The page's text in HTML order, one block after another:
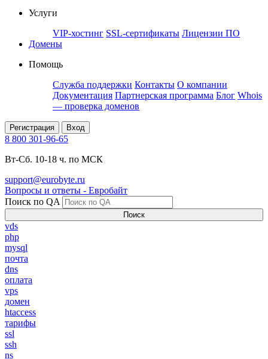
Услуги
VIP-хостинг SSL-сертификаты Лицензии ПО
Домены
Помощь
Служба поддержки Контакты О компании
Документация Партнерская программа Блог Whois
— проверка доменов
Регистрация Вход
8 800 301-96-65
Вт-Сб. 10-18 ч. по МСК
support@eurobyte.ru
Вопросы и ответы - Евробайт
Поиск по QA
Поиск
vds
php
mysql
почта
dns
оплата
vps
домен
htaccess
тарифы
ssl
ssh
ns